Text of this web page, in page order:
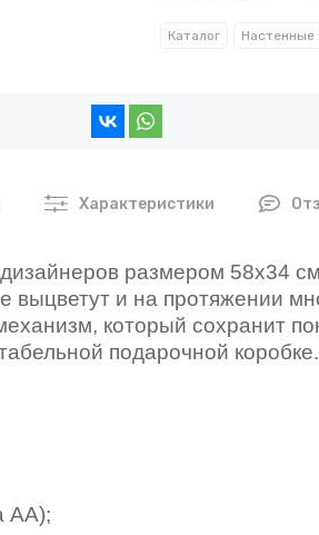
Каталог
Характеристики
размером 58х34
и на протяжении
который сохранит
подарочной коробке.
АА);